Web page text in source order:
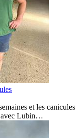
et les canicules
avec Lubin…